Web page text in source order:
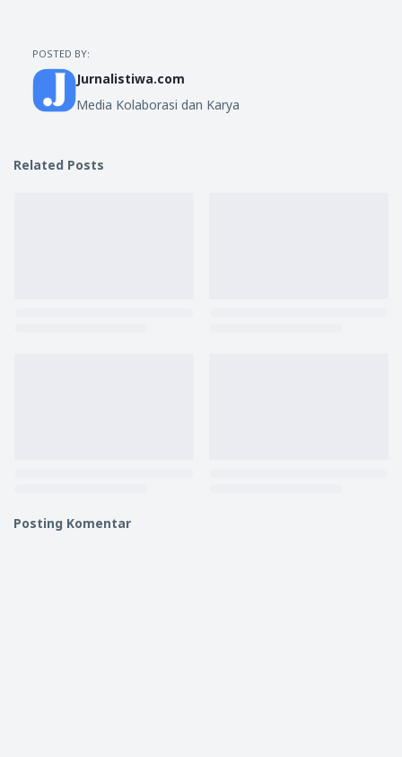
POSTED BY:
Jurnalistiwa.com
Media Kolaborasi dan Karya
Related Posts
Posting Komentar